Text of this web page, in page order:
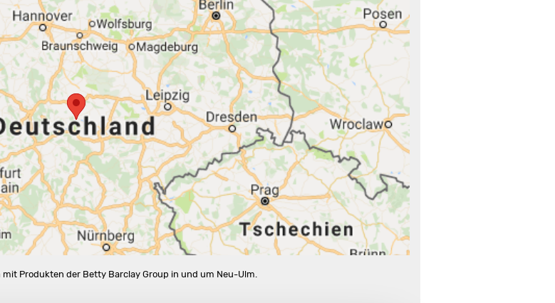
Route berechnen
mit Produkten der Betty Barclay Group in und um Neu-Ulm.